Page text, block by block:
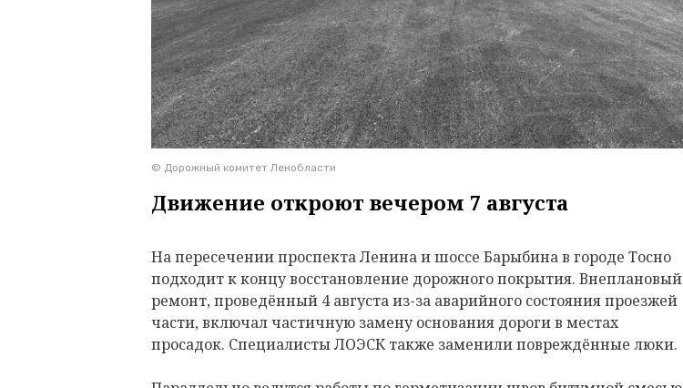
© Дорожный комитет Ленобласти
Движение откроют вечером 7 августа
На пересечении проспекта Ленина и шоссе Барыбина в городе Тосно
подходит к концу восстановление дорожного покрытия. Внеплановый
ремонт, проведённый 4 августа из-за аварийного состояния проезжей
части, включал частичную замену основания дороги в местах
просадок. Специалисты ЛОЭСК также заменили повреждённые люки.